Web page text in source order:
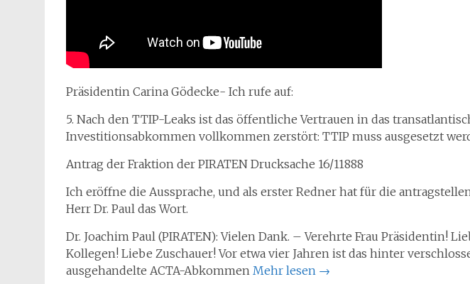
Präsidentin Carina Gödecke- Ich rufe auf:
5. Nach den TTIP-Leaks ist das öffentliche Vertrauen in das
Investitionsabkommen vollkommen zerstört: TTIP muss ausgesetzt
Antrag der Fraktion der PIRATEN Drucksache 16/11888
Ich eröffne die Aussprache, und als erster Redner hat für die
Herr Dr. Paul das Wort.
Dr. Joachim Paul (PIRATEN): Vielen Dank. – Verehrte Frau Präsidentin!
Kollegen! Liebe Zuschauer! Vor etwa vier Jahren ist das hinter
ausgehandelte ACTA-Abkommen Mehr lesen →